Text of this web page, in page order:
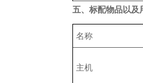
五、标配物品以及
名称
主机